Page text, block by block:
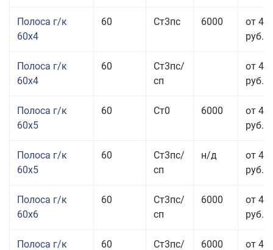
Полоса г/к
60x4
60 Ст3пс 6000
от 45
руб.
Полоса г/к
60x4
60
Ст3пс/
сп
от 45
руб.
Полоса г/к
60x5
60 Ст0 6000
от 42
руб.
Полоса г/к
60x5
60
Ст3пс/
сп
н/д
от 42
руб.
Полоса г/к
60x6
60
Ст3пс/
сп
6000
от 42
руб.
Полоса г/к
60
Ст3пс/
6000
от 42